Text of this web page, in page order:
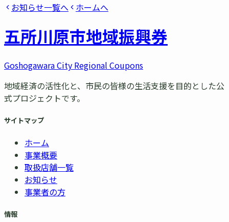
お知らせ一覧へ
ホームへ
五所川原市地域振興券
Goshogawara City Regional Coupons
地域経済の活性化と、市民の皆様の生活支援を目的とした公
式プロジェクトです。
サイトマップ
ホーム
事業概要
取扱店舗一覧
お知らせ
事業者の方
情報